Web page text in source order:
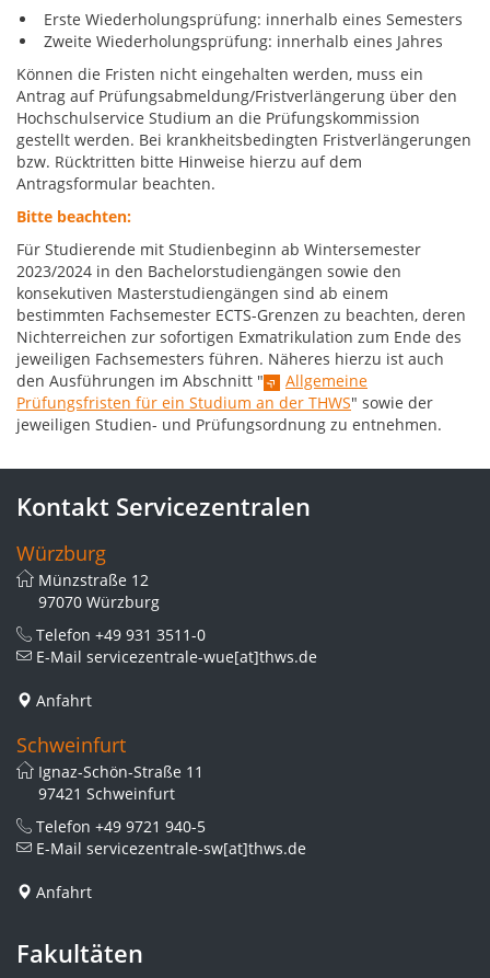
Erste Wiederholungsprüfung: innerhalb eines Semesters
Zweite Wiederholungsprüfung: innerhalb eines Jahres
Können die Fristen nicht eingehalten werden, muss ein
Antrag auf Prüfungsabmeldung/Fristverlängerung über den
Hochschulservice Studium an die Prüfungskommission
gestellt werden. Bei krankheitsbedingten Fristverlängerungen
bzw. Rücktritten bitte Hinweise hierzu auf dem
Antragsformular beachten.
Bitte beachten:
Für Studierende mit Studienbeginn ab Wintersemester
2023/2024 in den Bachelorstudiengängen sowie den
konsekutiven Masterstudiengängen sind ab einem
bestimmten Fachsemester ECTS-Grenzen zu beachten, deren
Nichterreichen zur sofortigen Exmatrikulation zum Ende des
jeweiligen Fachsemesters führen. Näheres hierzu ist auch
den Ausführungen im Abschnitt "
Allgemeine
Prüfungsfristen für ein Studium an der THWS" sowie der
jeweiligen Studien- und Prüfungsordnung zu entnehmen.
Kontakt Servicezentralen
Würzburg
Münzstraße 12
97070 Würzburg
Telefon +49 931 3511-0
E-Mail servicezentrale-wue[at]thws.de
Anfahrt
Schweinfurt
Ignaz-Schön-Straße 11
97421 Schweinfurt
Telefon +49 9721 940-5
E-Mail servicezentrale-sw[at]thws.de
Anfahrt
Fakultäten